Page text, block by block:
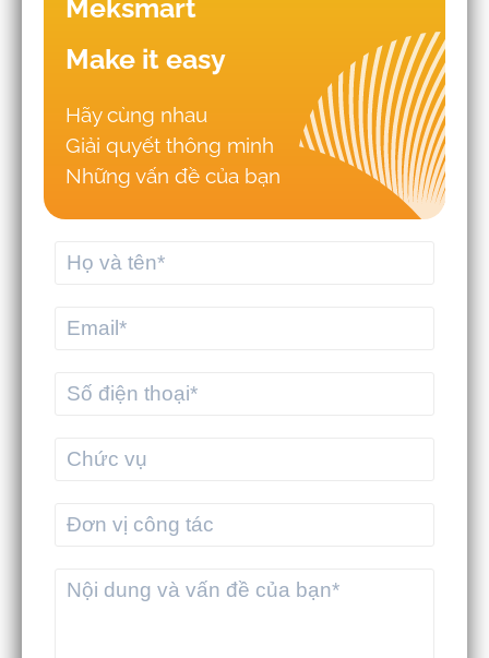
Những sai lầm khiến doanh nghiệp
triển khai WMS - TMS thất bại
MEKWMS & MEKTMS - Giải pháp giúp
3PL tối ưu vận hành toàn diện
Meksmart
Make it easy
Hãy cùng nhau
Giải quyết thông minh
Những vấn đề của bạn